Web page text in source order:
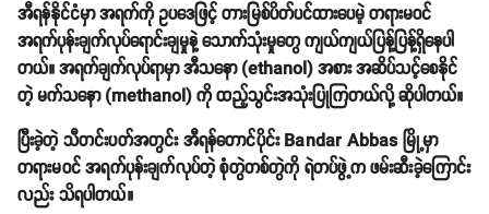
အီရန်နိုင်ငံမှာ အရက်ကို ဥပဒေဖြင့် တားမြစ်ပိတ်ပင်ထားပေမဲ့ တရားမဝင်
အရက်ပုန်းချက်လုပ်ရောင်းချမှုနဲ့ သောက်သုံးမှုတွေ ကျယ်ကျယ်ပြန့်ပြန့်ရှိနေပါ
တယ်။ အရက်ချက်လုပ်ရာမှာ အီသနော (ethanol) အစား အဆိပ်သင့်စေနိုင်
တဲ့ မက်သနော (methanol) ကို ထည့်သွင်းအသုံးပြုကြတယ်လို့ ဆိုပါတယ်။
ပြီးခဲ့တဲ့ သီတင်းပတ်အတွင်း အီရန်တောင်ပိုင်း Bandar Abbas မြို့မှာ
တရားမဝင် အရက်ပုန်းချက်လုပ်တဲ့ စုံတွဲတစ်တွဲကို ရဲတပ်ဖွဲ့က ဖမ်းဆီးခဲ့ကြောင်း
လည်း သိရပါတယ်။